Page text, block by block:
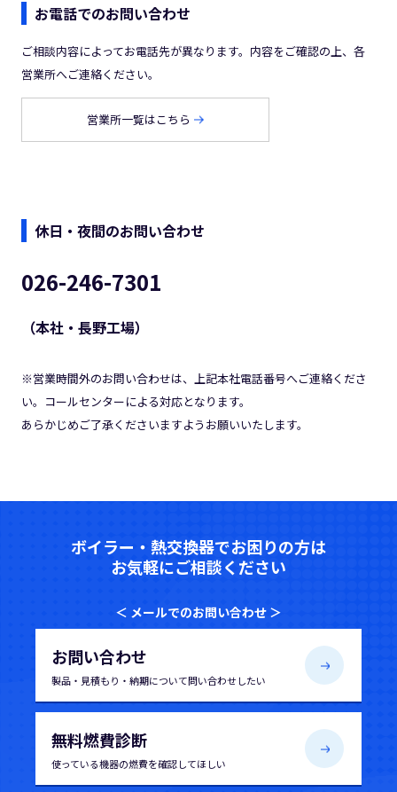
お電話でのお問い合わせ
ご相談内容によってお電話先が異なります。内容をご確認の上、各
営業所へご連絡ください。
営業所一覧はこちら
休日・夜間のお問い合わせ
026-246-7301
（本社・長野工場）
※営業時間外のお問い合わせは、上記本社電話番号へご連絡くださ
い。コールセンターによる対応となります。
あらかじめご了承くださいますようお願いいたします。
ボイラー・熱交換器でお困りの方は
お気軽にご相談ください
＜ メールでのお問い合わせ ＞
お問い合わせ
製品・見積もり・納期について問い合わせしたい
無料燃費診断
使っている機器の燃費を確認してほしい